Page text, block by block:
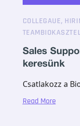
COLLEGAUE,
Sales
keresünk
Csatlakozz a
Read More